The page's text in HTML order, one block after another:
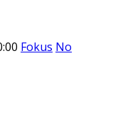
Fokus No